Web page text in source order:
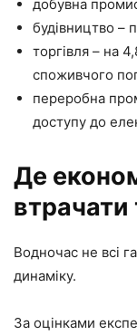
добувна
будівництво –
торгівля – на
споживчого
переробна
доступу до
Де
втрачати
Водночас не всі
динаміку.
За оцінками